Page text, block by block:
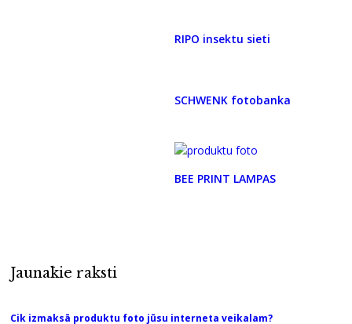
RIPO insektu sieti
SCHWENK fotobanka
BEE PRINT LAMPAS
Jaunākie raksti
Cik izmaksā produktu foto jūsu interneta veikalam?